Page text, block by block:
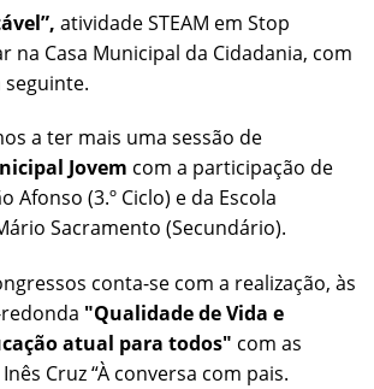
atividade STEAM em Stop
na Casa Municipal da Cidadania, com
a ter mais uma sessão de
Jovem com a participação de
Afonso (3.º Ciclo) e da Escola
Sacramento (Secundário).
conta-se com a realização, às
"Qualidade de Vida e
atual para todos" com as
Cruz “À conversa com pais.